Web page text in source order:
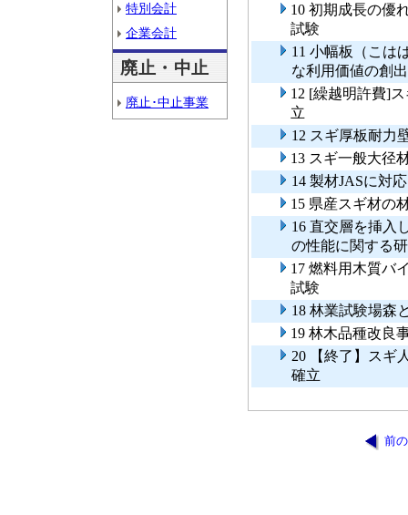
特別会計
企業会計
廃止・中止
廃止･中止事業
10 初期成長の優
試験
11 小幅板（こは
な利用価値の創出
12 [繰越明許費]
立
12 スギ厚板耐力
13 スギ一般大径
14 製材JASに対
15 県産スギ材の
16 直交層を挿入
の性能に関する
17 燃料用木質バ
試験
18 林業試験場森
19 林木品種改良
20 【終了】スギ
確立
前